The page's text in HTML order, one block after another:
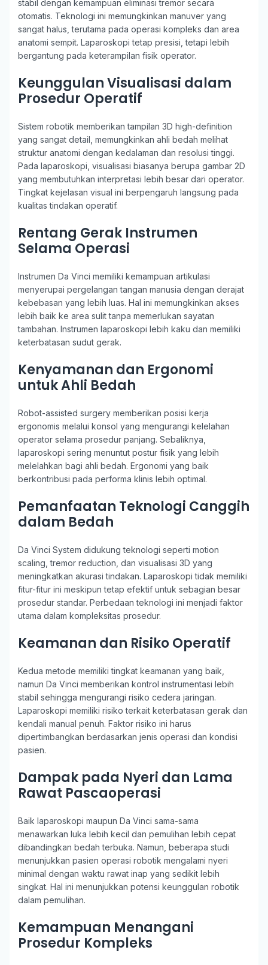
stabil dengan kemampuan eliminasi tremor secara
otomatis. Teknologi ini memungkinkan manuver yang
sangat halus, terutama pada operasi kompleks dan area
anatomi sempit. Laparoskopi tetap presisi, tetapi lebih
bergantung pada keterampilan fisik operator.
Keunggulan Visualisasi dalam
Prosedur Operatif
Sistem robotik memberikan tampilan 3D high-definition
yang sangat detail, memungkinkan ahli bedah melihat
struktur anatomi dengan kedalaman dan resolusi tinggi.
Pada laparoskopi, visualisasi biasanya berupa gambar 2D
yang membutuhkan interpretasi lebih besar dari operator.
Tingkat kejelasan visual ini berpengaruh langsung pada
kualitas tindakan operatif.
Rentang Gerak Instrumen
Selama Operasi
Instrumen Da Vinci memiliki kemampuan artikulasi
menyerupai pergelangan tangan manusia dengan derajat
kebebasan yang lebih luas. Hal ini memungkinkan akses
lebih baik ke area sulit tanpa memerlukan sayatan
tambahan. Instrumen laparoskopi lebih kaku dan memiliki
keterbatasan sudut gerak.
Kenyamanan dan Ergonomi
untuk Ahli Bedah
Robot-assisted surgery memberikan posisi kerja
ergonomis melalui konsol yang mengurangi kelelahan
operator selama prosedur panjang. Sebaliknya,
laparoskopi sering menuntut postur fisik yang lebih
melelahkan bagi ahli bedah. Ergonomi yang baik
berkontribusi pada performa klinis lebih optimal.
Pemanfaatan Teknologi Canggih
dalam Bedah
Da Vinci System didukung teknologi seperti motion
scaling, tremor reduction, dan visualisasi 3D yang
meningkatkan akurasi tindakan. Laparoskopi tidak memiliki
fitur-fitur ini meskipun tetap efektif untuk sebagian besar
prosedur standar. Perbedaan teknologi ini menjadi faktor
utama dalam kompleksitas prosedur.
Keamanan dan Risiko Operatif
Kedua metode memiliki tingkat keamanan yang baik,
namun Da Vinci memberikan kontrol instrumentasi lebih
stabil sehingga mengurangi risiko cedera jaringan.
Laparoskopi memiliki risiko terkait keterbatasan gerak dan
kendali manual penuh. Faktor risiko ini harus
dipertimbangkan berdasarkan jenis operasi dan kondisi
pasien.
Dampak pada Nyeri dan Lama
Rawat Pascaoperasi
Baik laparoskopi maupun Da Vinci sama-sama
menawarkan luka lebih kecil dan pemulihan lebih cepat
dibandingkan bedah terbuka. Namun, beberapa studi
menunjukkan pasien operasi robotik mengalami nyeri
minimal dengan waktu rawat inap yang sedikit lebih
singkat. Hal ini menunjukkan potensi keunggulan robotik
dalam pemulihan.
Kemampuan Menangani
Prosedur Kompleks